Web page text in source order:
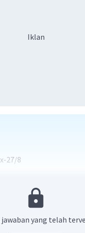
Iklan
27/8
jawaban yang telah